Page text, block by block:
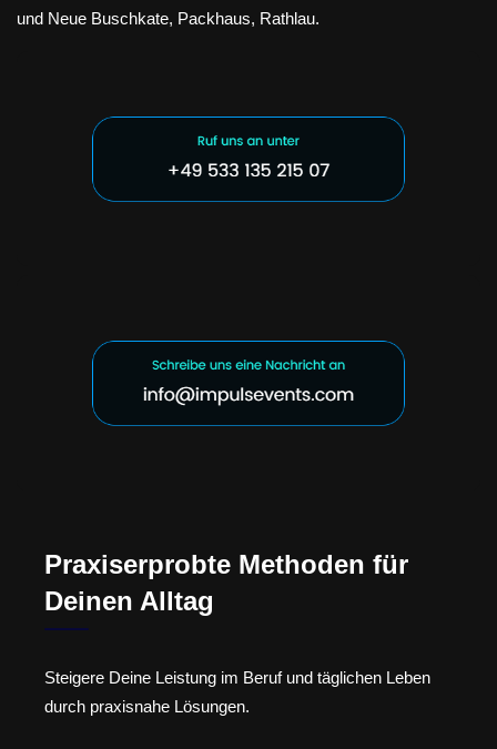
und Neue Buschkate, Packhaus, Rathlau.
Praxiserprobte Methoden für
Deinen Alltag
Steigere Deine Leistung im Beruf und täglichen Leben
durch praxisnahe Lösungen.